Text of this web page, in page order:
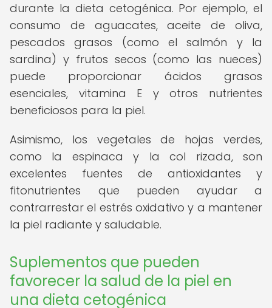
durante la dieta cetogénica. Por ejemplo, el
consumo de aguacates, aceite de oliva,
pescados grasos (como el salmón y la
sardina) y frutos secos (como las nueces)
puede proporcionar ácidos grasos
esenciales, vitamina E y otros nutrientes
beneficiosos para la piel.
Asimismo, los vegetales de hojas verdes,
como la espinaca y la col rizada, son
excelentes fuentes de antioxidantes y
fitonutrientes que pueden ayudar a
contrarrestar el estrés oxidativo y a mantener
la piel radiante y saludable.
Suplementos que pueden
favorecer la salud de la piel en
una dieta cetogénica